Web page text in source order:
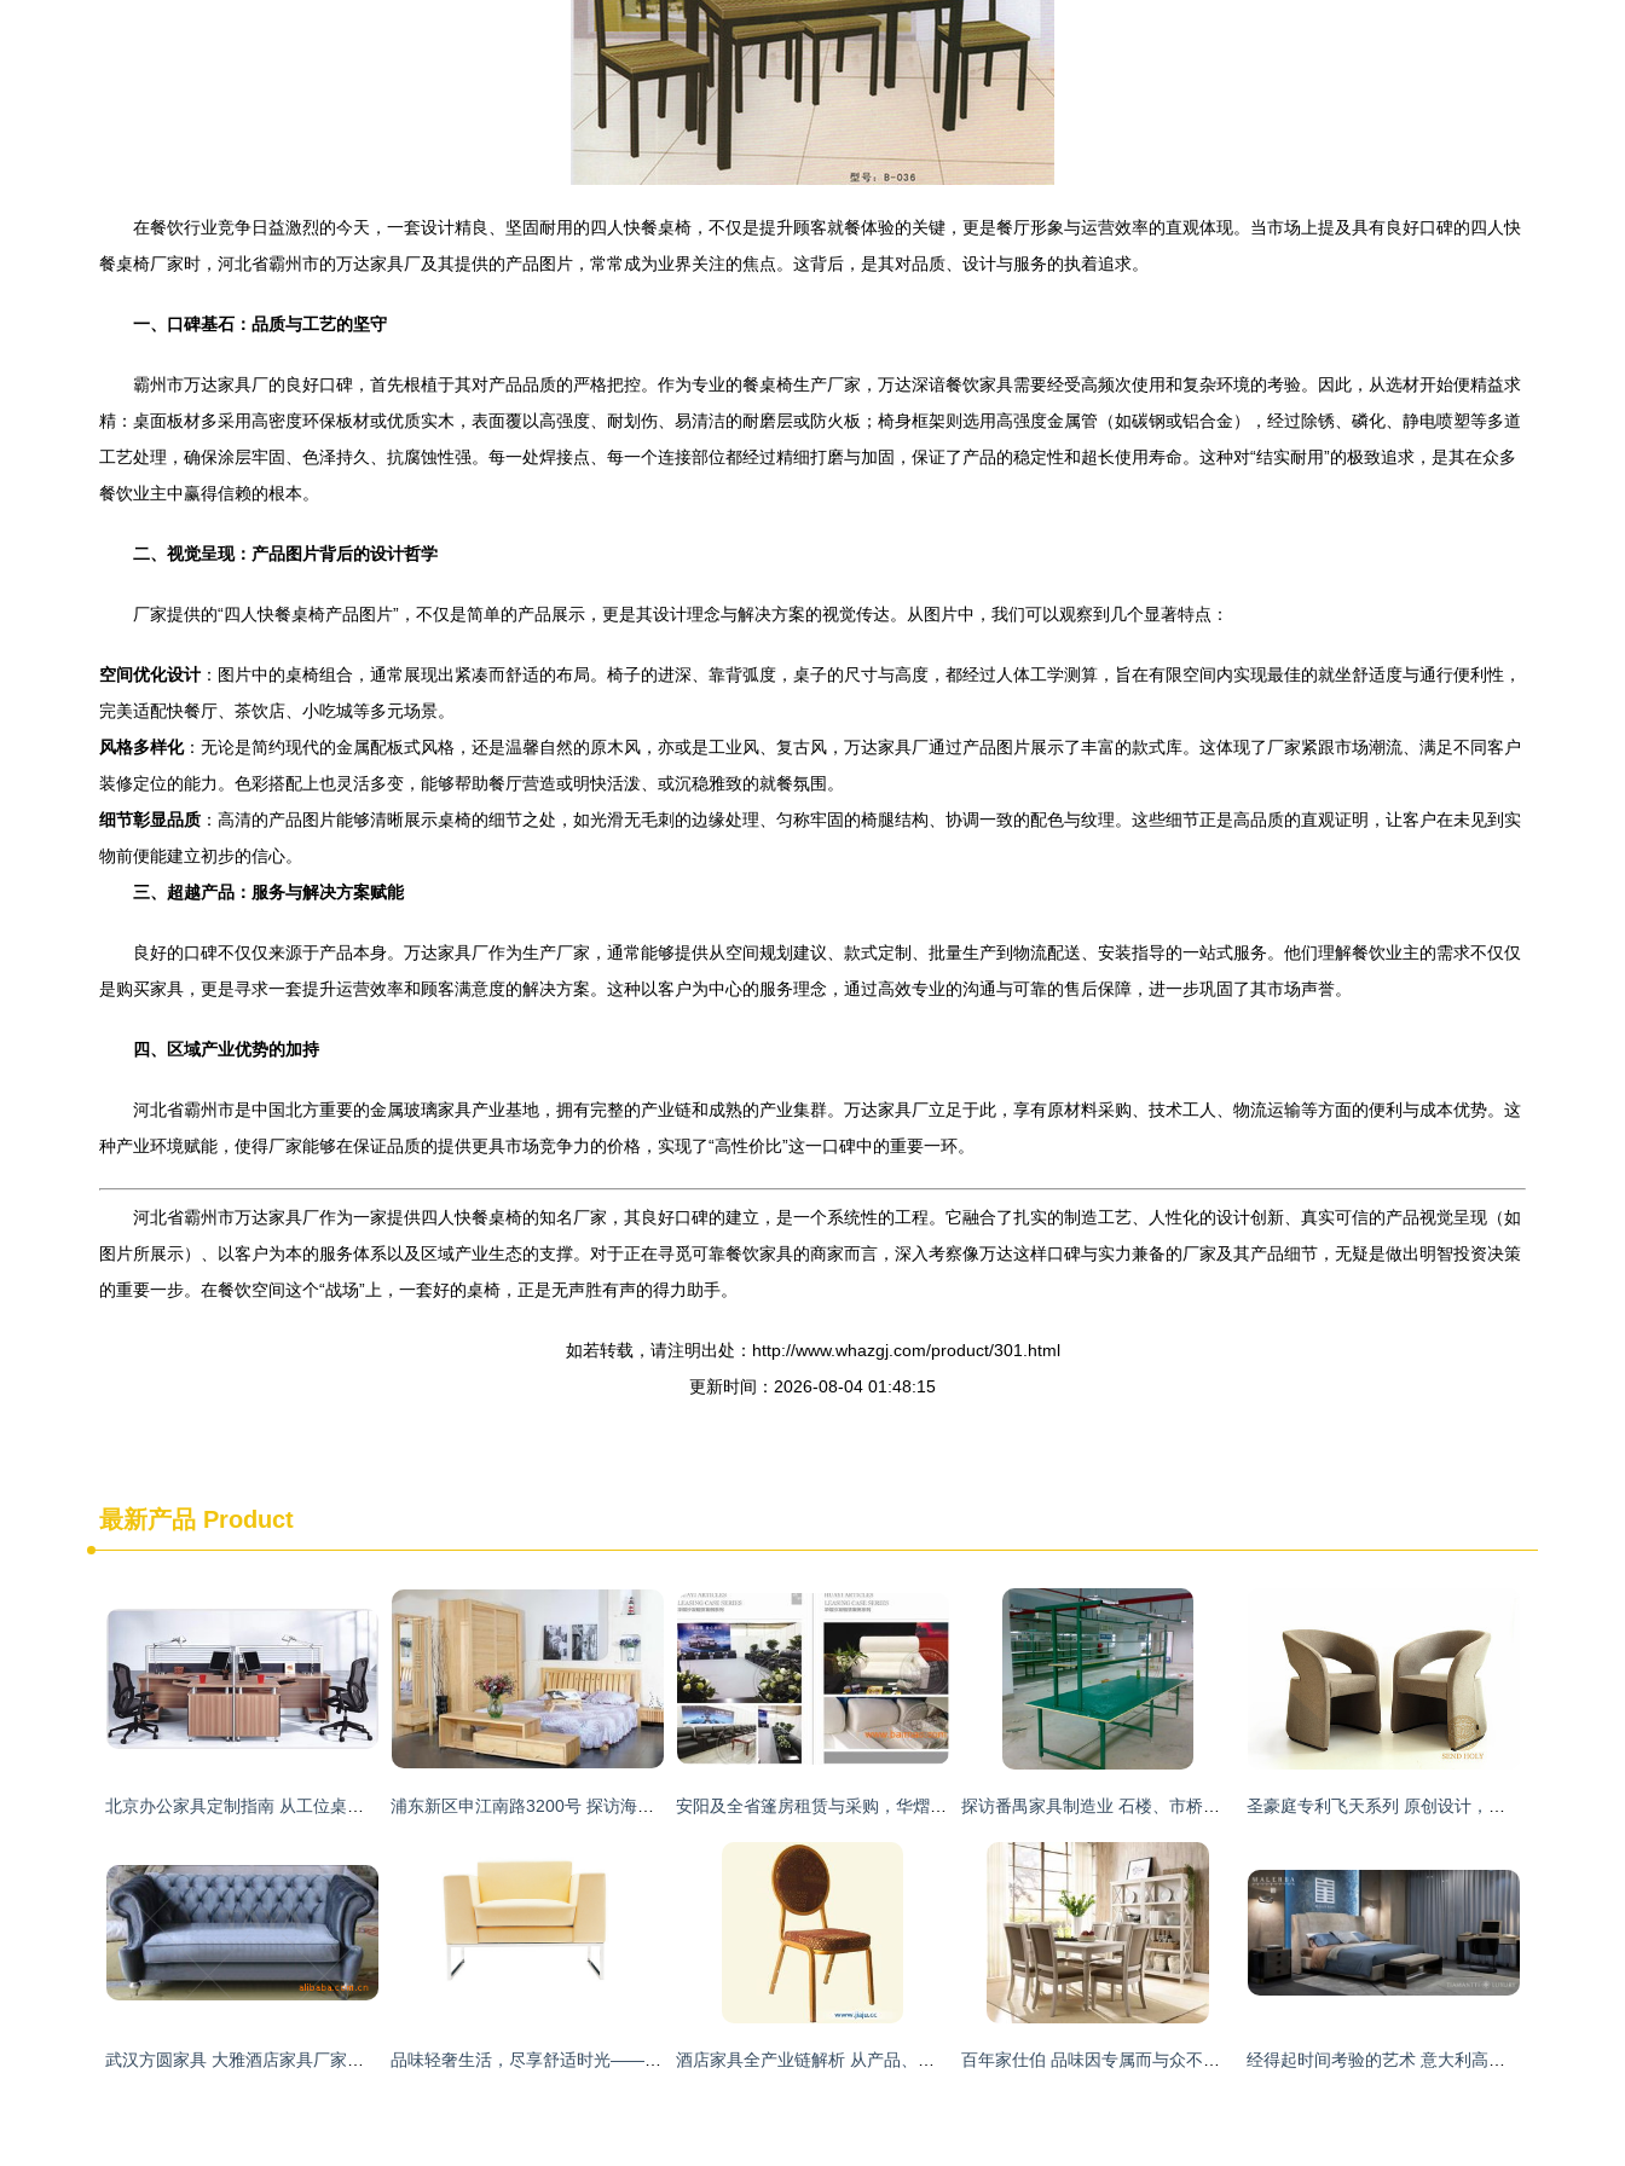
在餐饮行业竞争日益激烈的今天，一套设计精良、坚固耐用的四人快餐桌椅，不仅是提升顾客就餐体验的关键，更是餐厅形象与运营效率的直观体现。当市场上提及具有良好口碑的四人快
餐桌椅厂家时，河北省霸州市的万达家具厂及其提供的产品图片，常常成为业界关注的焦点。这背后，是其对品质、设计与服务的执着追求。
一、口碑基石：品质与工艺的坚守
霸州市万达家具厂的良好口碑，首先根植于其对产品品质的严格把控。作为专业的餐桌椅生产厂家，万达深谙餐饮家具需要经受高频次使用和复杂环境的考验。因此，从选材开始便精益求
精：桌面板材多采用高密度环保板材或优质实木，表面覆以高强度、耐划伤、易清洁的耐磨层或防火板；椅身框架则选用高强度金属管（如碳钢或铝合金），经过除锈、磷化、静电喷塑等多道
工艺处理，确保涂层牢固、色泽持久、抗腐蚀性强。每一处焊接点、每一个连接部位都经过精细打磨与加固，保证了产品的稳定性和超长使用寿命。这种对“结实耐用”的极致追求，是其在众多
餐饮业主中赢得信赖的根本。
二、视觉呈现：产品图片背后的设计哲学
厂家提供的“四人快餐桌椅产品图片”，不仅是简单的产品展示，更是其设计理念与解决方案的视觉传达。从图片中，我们可以观察到几个显著特点：
空间优化设计 ：图片中的桌椅组合，通常展现出紧凑而舒适的布局。椅子的进深、靠背弧度，桌子的尺寸与高度，都经过人体工学测算，旨在有限空间内实现最佳的就坐舒适度与通行便利性，
完美适配快餐厅、茶饮店、小吃城等多元场景。
风格多样化：无论是简约现代的金属配板式风格，还是温馨自然的原木风，亦或是工业风、复古风，万达家具厂通过产品图片展示了丰富的款式库。这体现了厂家紧跟市场潮流、满足不同客户
装修定位的能力。色彩搭配上也灵活多变，能够帮助餐厅营造或明快活泼、或沉稳雅致的就餐氛围。
细节彰显品质 ：高清的产品图片能够清晰展示桌椅的细节之处，如光滑无毛刺的边缘处理、匀称牢固的椅腿结构、协调一致的配色与纹理。这些细节正是高品质的直观证明，让客户在未见到实
物前便能建立初步的信心。
三、超越产品：服务与解决方案赋能
良好的口碑不仅仅来源于产品本身。万达家具厂作为生产厂家，通常能够提供从空间规划建议、款式定制、批量生产到物流配送、安装指导的一站式服务。他们理解餐饮业主的需求不仅仅
是购买家具，更是寻求一套提升运营效率和顾客满意度的解决方案。这种以客户为中心的服务理念，通过高效专业的沟通与可靠的售后保障，进一步巩固了其市场声誉。
四、区域产业优势的加持
河北省霸州市是中国北方重要的金属玻璃家具产业基地，拥有完整的产业链和成熟的产业集群。万达家具厂立足于此，享有原材料采购、技术工人、物流运输等方面的便利与成本优势。这
种产业环境赋能，使得厂家能够在保证品质的提供更具市场竞争力的价格，实现了“高性价比”这一口碑中的重要一环。
河北省霸州市万达家具厂作为一家提供四人快餐桌椅的知名厂家，其良好口碑的建立，是一个系统性的工程。它融合了扎实的制造工艺、人性化的设计创新、真实可信的产品视觉呈现（如
图片所展示）、以客户为本的服务体系以及区域产业生态的支撑。对于正在寻觅可靠餐饮家具的商家而言，深入考察像万达这样口碑与实力兼备的厂家及其产品细节，无疑是做出明智投资决策
的重要一步。在餐饮空间这个“战场”上，一套好的桌椅，正是无声胜有声的得力助手。
如若转载，请注明出处：http://www.whazgj.com/product/301.html
更新时间：2026-08-04 01:48:15
最新产品 Product